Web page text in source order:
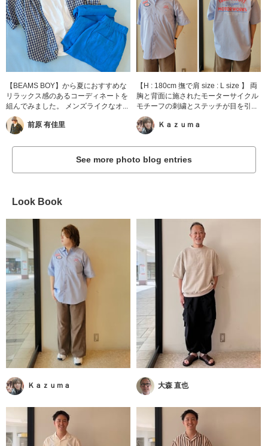
【BEAMS BOY】から夏におすすめな
リラックス感のあるコーディネートを
組んでみました。 メンズライクなオ...
前原 有佳里
【H : 180cm 撫で肩 size : L size 】 両
胸と背面に施されたモーターサイクル
モチーフの刺繍とステッチが目を引...
Ｋａｚｕｍａ
See more photo blog entries
Look Book
Ｋａｚｕｍａ 大森 直也